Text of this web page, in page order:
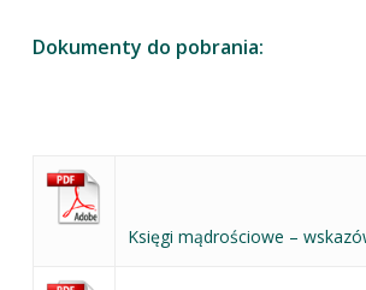
Dokumenty do pobrania:
Księgi mądrościowe –